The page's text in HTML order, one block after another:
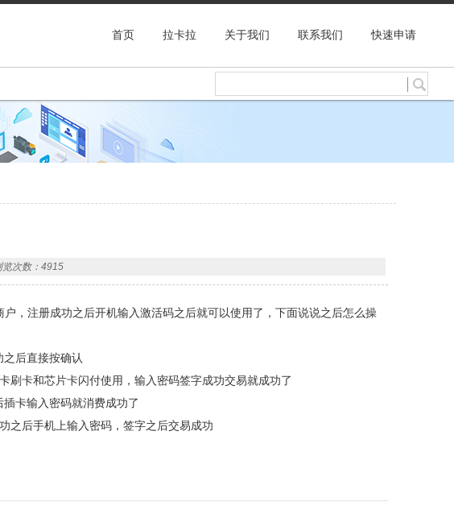
首页 拉卡拉 关于我们 联系我们 快速申请
览次数：4915
，注册成功之后开机输入激活码之后就可以使用了，下面说说之后怎么操
后直接按确认
刷卡和芯片卡闪付使用，输入密码签字成功交易就成功了
卡输入密码就消费成功了
之后手机上输入密码，签字之后交易成功